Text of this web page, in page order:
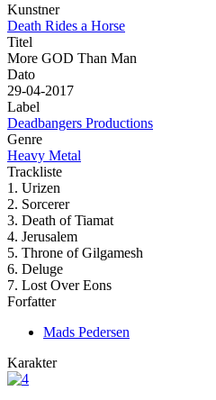
Kunstner
Death Rides a Horse
Titel
More GOD Than Man
Dato
29-04-2017
Label
Deadbangers Productions
Genre
Heavy Metal
Trackliste
1. Urizen
2. Sorcerer
3. Death of Tiamat
4. Jerusalem
5. Throne of Gilgamesh
6. Deluge
7. Lost Over Eons
Forfatter
Mads Pedersen
Karakter